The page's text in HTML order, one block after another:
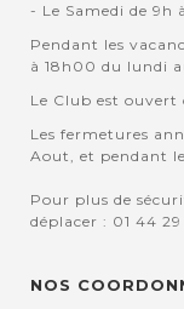
- Le Samedi de 9h
Pendant les
à 18h00 du lundi
Le Club est ouvert
Les fermetures
Aout, et pendant
Pour plus de
déplacer : 01 44 29
NOS